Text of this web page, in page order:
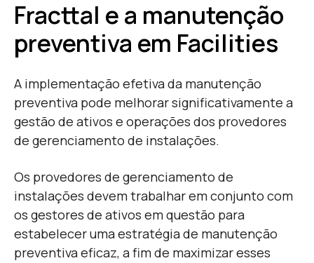
Fracttal e a manutenção
preventiva em Facilities
A implementação efetiva da manutenção
preventiva pode melhorar significativamente a
gestão de ativos e operações dos provedores
de gerenciamento de instalações.
Os provedores de gerenciamento de
instalações devem trabalhar em conjunto com
os gestores de ativos em questão para
estabelecer uma estratégia de manutenção
preventiva eficaz, a fim de maximizar esses